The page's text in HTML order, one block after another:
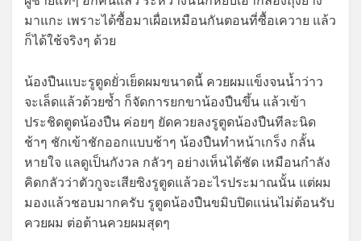
มาแกะ เพราะได้ซื้อมาเผื่อเหมือนกันตอนที่ซื้อเควาย แล้ว
ก็ได้ใช้จริงๆ ด้วย
น้องปืนแบะรูตูดยั่วเย็ดผมขนาดนี้ ควยผมแข็งจนน้ำว่าว
จะเล็ดแล้วด้วยซ้ำ ก็จัดการยกขาน้องปืนขึ้น แล้วเข้า
ประชิดตูดน้องปืน ค่อยๆ ยัดควยลงรูตูดน้องปืนทีละนิด
ช้าๆ ชักเข้าชักออกแบบช้าๆ น้องปืนทำหน้าเกร็ง กลั้น
หายใจ แลดูเป็นกังวล กลัวๆ อย่างเห็นได้ชัด เหมือนกำลัง
คิดกลัวว่าตัวกูจะเสียซิงรูตูดแล้วอะไรประมาณนั้น แต่ผม
มองแล้วชอบมากครับ รูตูดน้องปืนขมิบปิดแน่นไม่ต้อนรับ
ควยผม ต่อต้านควยผมสุดๆ